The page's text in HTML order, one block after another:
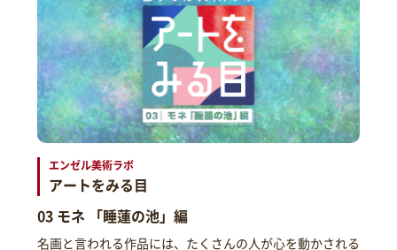
エンゼル美術ラボ
アートをみる目
03 モネ 「睡蓮の池」編
名画と言われる作品には、たくさんの人が心を動かされる